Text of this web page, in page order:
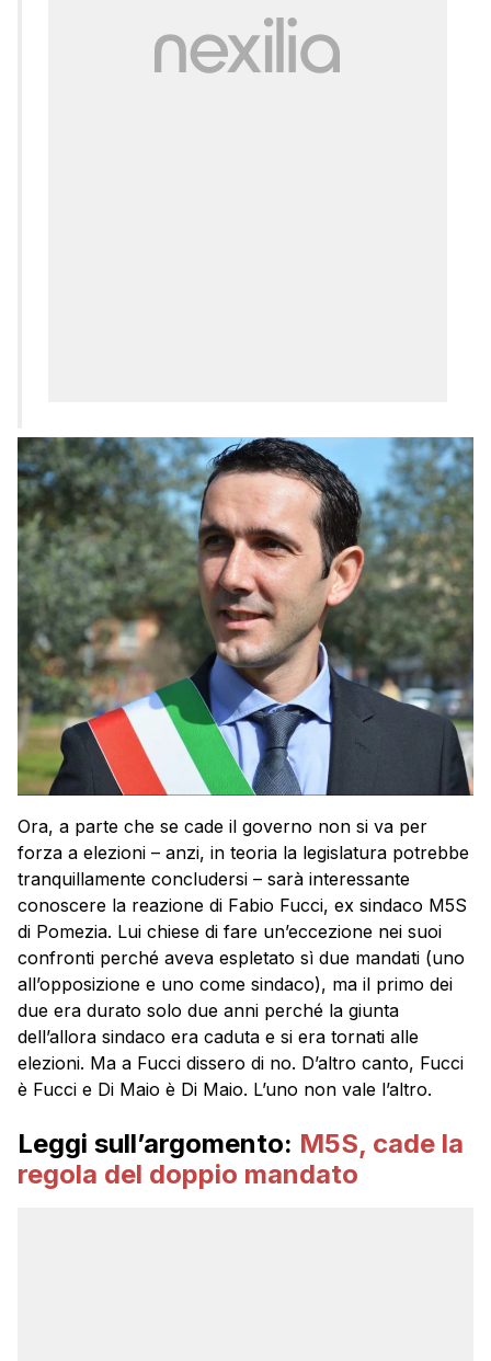
Ora, a parte che se cade il governo non si va per
forza a elezioni – anzi, in teoria la legislatura potrebbe
tranquillamente concludersi – sarà interessante
conoscere la reazione di Fabio Fucci, ex sindaco M5S
di Pomezia. Lui chiese di fare un’eccezione nei suoi
confronti perché aveva espletato sì due mandati (uno
all’opposizione e uno come sindaco), ma il primo dei
due era durato solo due anni perché la giunta
dell’allora sindaco era caduta e si era tornati alle
elezioni. Ma a Fucci dissero di no. D’altro canto, Fucci
è Fucci e Di Maio è Di Maio. L’uno non vale l’altro.
Leggi sull’argomento: M5S, cade la
regola del doppio mandato